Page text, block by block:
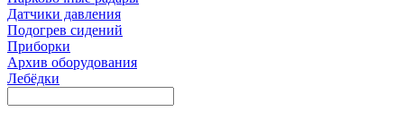
Датчики давления
Подогрев сидений
Приборки
Архив оборудования
Лебёдки